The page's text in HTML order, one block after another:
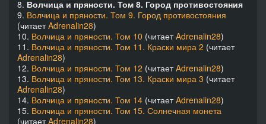
8. Волчица и пряности. Том 8. Город противостояния
9. Волчица и пряности. Том 9. Город противостояния
(читаетAdrenalin28)
10. Волчица и пряности. Том 10 (читаетAdrenalin28)
11. Волчица и пряности. Том 11. Краски мира 2 (читает
Adrenalin28)
12. Волчица и пряности. Том 12 (читаетAdrenalin28)
13. Волчица и пряности. Том 13. Краски мира 3 (читает
Adrenalin28)
14. Волчица и пряности. Том 14 (читаетAdrenalin28)
15. Волчица и пряности. Том 15. Солнечная монета
(читаетAdrenalin28)